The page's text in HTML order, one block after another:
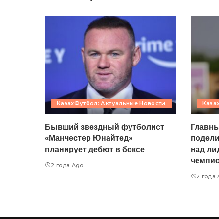
КазахФутбол: Актуальные Новости
Бывший звездный футболист
«Манчестер Юнайтед»
планирует дебют в боксе
2 года Ago
над
2 года